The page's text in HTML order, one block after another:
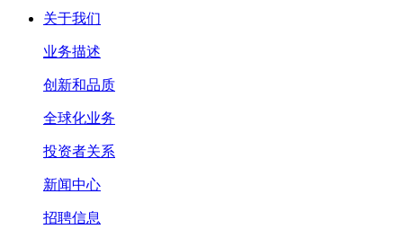
关于我们
业务描述
创新和品质
全球化业务
投资者关系
新闻中心
招聘信息